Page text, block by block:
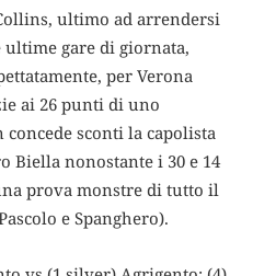
ultimo ad arrendersi
gare di giornata,
per Verona
ai 26 punti di uno
sconti la capolista
Biella nonostante i 30 e 14
prova monstre di tutto il
e Spanghero).